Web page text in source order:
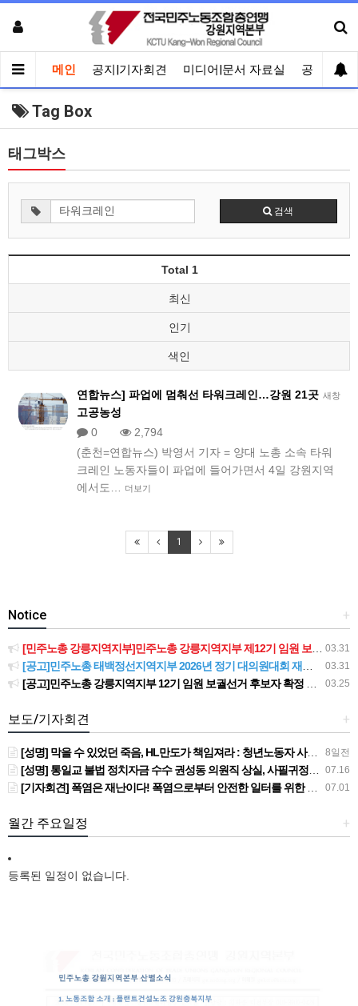
메인 공지|기자회견 미디어|문서 자료실 공유게시
Tag Box
태그박스
검색
Total 1
최신
인기
색인
새창
연합뉴스] 파업에 멈춰선 타워크레인…강원 21곳
고공농성
0
2,794
(춘천=연합뉴스) 박영서 기자 = 양대 노총 소속 타워
크레인 노동자들이 파업에 들어가면서 4일 강원지역
에서도…
더보기
1
+
Notice
03.31
[민주노총 강릉지역지부]민주노총 강릉지역지부 제12기 임원 보궐선거결과 공고
03.31
[공고]민주노총 태백정선지역지부 2026년 정기 대의원대회 재소집 건
03.25
[공고]민주노총 강릉지역지부 12기 임원 보궐선거 후보자 확정 공고
+
보도/기자회견
8일전
[성명] 막을 수 있었던 죽음, HL만도가 책임져라 : 청년노동자 사망사고의 철저한 진상규명과 재발방지 대책 마련하라
07.16
[성명] 통일교 불법 정치자금 수수 권성동 의원직 상실, 사필귀정이다
07.01
[기자회견] 폭염은 재난이다! 폭염으로부터 안전한 일터를 위한 민주노총 강원지역본부 폭염감시단 선포 기자회견
+
월간 주요일정
등록된 일정이 없습니다.